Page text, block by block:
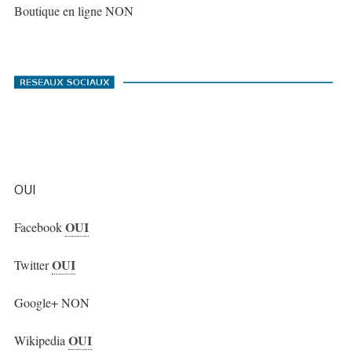
Boutique en ligne NON
OUI
FacebookOUI
TwitterOUI
Google+ NON
WikipediaOUI